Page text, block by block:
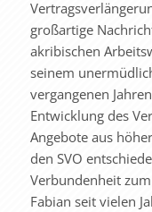
großartige
akribischen
seinem
vergangenen
Entwicklung des
Angebote aus
den SVO
Verbundenheit
Fabian seit vielen